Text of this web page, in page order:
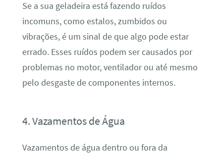
Se a sua geladeira está fazendo ruídos
incomuns, como estalos, zumbidos ou
vibrações, é um sinal de que algo pode estar
errado. Esses ruídos podem ser causados por
problemas no motor, ventilador ou até mesmo
pelo desgaste de componentes internos.
4. Vazamentos de Água
Vazamentos de água dentro ou fora da